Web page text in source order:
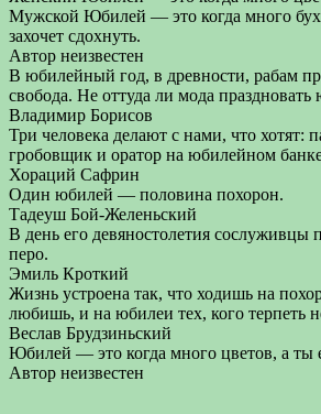
Мужской Юбилей — это когда много
захочет сдохнуть.
Автор неизвестен
В юбилейный год, в древности, рабам
свобода. Не оттуда ли мода праздновать
Владимир Борисов
Три человека делают с нами, что хотят:
гробовщик и оратор на юбилейном
Хораций Сафрин
Один юбилей — половина похорон.
Тадеуш Бой-Желеньский
В день его девяностолетия сослуживцы
перо.
Эмиль Кроткий
Жизнь устроена так, что ходишь на
любишь, и на юбилеи тех, кого терпеть
Веслав Брудзиньский
Юбилей — это когда много цветов, а ты
Автор неизвестен